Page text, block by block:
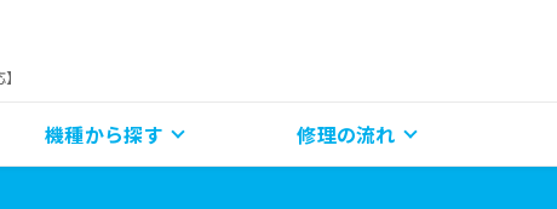
機種から探す 修理の流れ